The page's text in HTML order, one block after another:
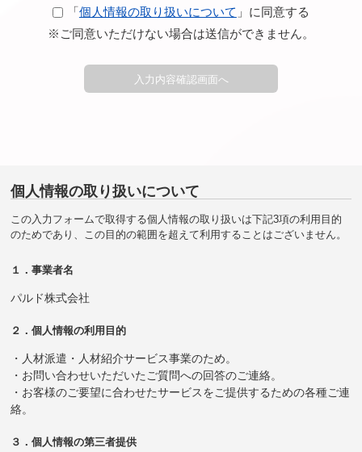
「個人情報の取り扱いについて 」に同意する
※ご同意いただけない場合は送信ができません。
個人情報の取り扱いについて
この入力フォームで取得する個人情報の取り扱いは下記3項の利用目的
のためであり、この目的の範囲を超えて利用することはございません。
１．事業者名
パルド株式会社
２．個人情報の利用目的
・人材派遣・人材紹介サービス事業のため。
・お問い合わせいただいたご質問への回答のご連絡。
・お客様のご要望に合わせたサービスをご提供するための各種ご連
絡。
３．個人情報の第三者提供